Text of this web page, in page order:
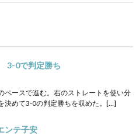
3-0で判定勝ち
ペースで進む。右のストレートを使い分
決めて3-0の判定勝ちを収めた。[…]
ンテ子安